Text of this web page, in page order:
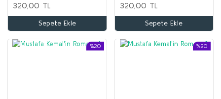
320,00 TL
Sepete Ekle
320,00 TL
Sepete Ekle
%20 %20